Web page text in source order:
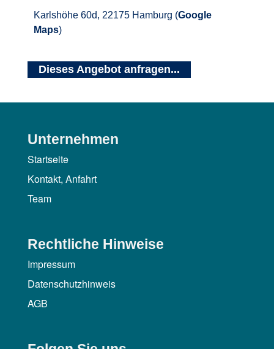
Karlshöhe 60d, 22175 Hamburg (Google
Maps)
Dieses Angebot anfragen...
Unternehmen
Startseite
Kontakt, Anfahrt
Team
Rechtliche Hinweise
Impressum
Datenschutzhinweis
AGB